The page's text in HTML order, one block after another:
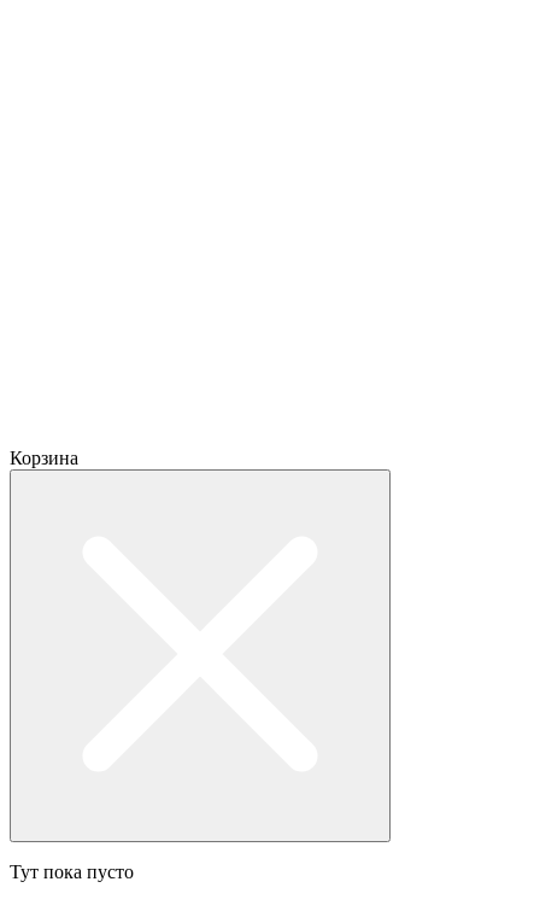
Корзина
Тут пока пусто